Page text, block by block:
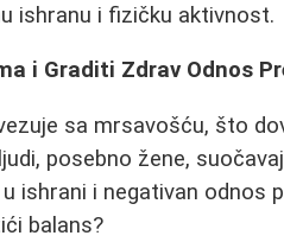
ishranu i fizičku aktivnost.
i Graditi Zdrav Odnos
sa mrsavošću, što
posebno žene,
ishrani i negativan odnos
balans?